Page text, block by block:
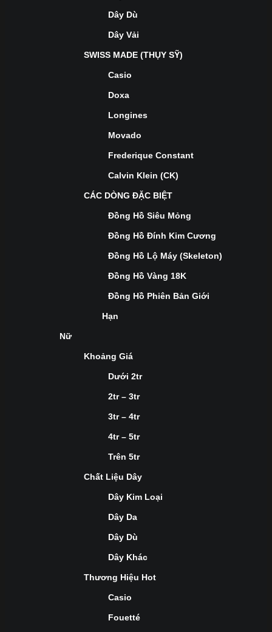
Dây Dù
Dây Vải
SWISS MADE (THỤY SỸ)
Casio
Doxa
Longines
Movado
Frederique Constant
Calvin Klein (CK)
CÁC DÒNG ĐẶC BIỆT
Đồng Hồ Siêu Mỏng
Đồng Hồ Đính Kim Cương
Đồng Hồ Lộ Máy (Skeleton)
Đồng Hồ Vàng 18K
Đồng Hồ Phiên Bản Giới
Hạn
Nữ
Khoảng Giá
Dưới 2tr
2tr – 3tr
3tr – 4tr
4tr – 5tr
Trên 5tr
Chất Liệu Dây
Dây Kim Loại
Dây Da
Dây Dù
Dây Khác
Thương Hiệu Hot
Casio
Fouetté